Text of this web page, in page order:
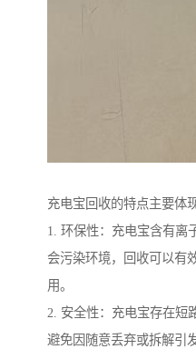
充电宝回收的特点主要体
1. 环保性：充电宝含有离
会污染环境，回收可以有
用。
2. 安全性：充电宝存在短
避免因随意丢弃或拆解引